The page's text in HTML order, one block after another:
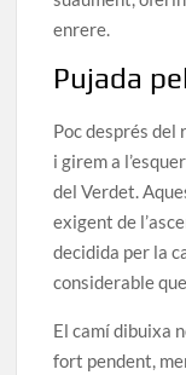
enrere.
Pujada
Poc després del
i girem a
del Verdet.
exigent de
decidida per la
considerable
El camí dibuixa
fort pendent,